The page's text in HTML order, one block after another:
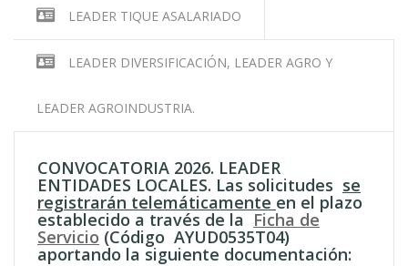
LEADER TIQUE ASALARIADO
LEADER DIVERSIFICACIÓN, LEADER AGRO Y
LEADER AGROINDUSTRIA.
CONVOCATORIA 2026. LEADER
ENTIDADES LOCALES. Las solicitudes se
registrarán telemáticamente en el plazo
establecido a través de la Ficha de
Servicio (Código AYUD0535T04)
aportando la siguiente documentación: